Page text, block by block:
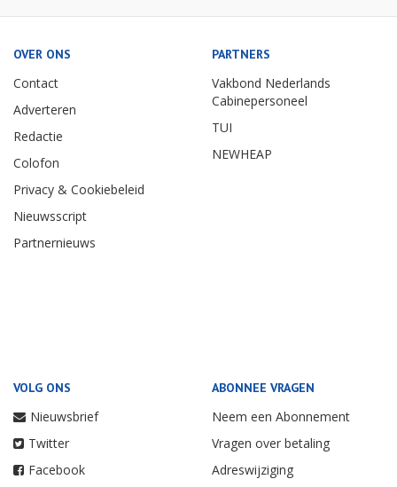
OVER ONS
Contact
Adverteren
Redactie
Colofon
Privacy & Cookiebeleid
Nieuwsscript
Partnernieuws
PARTNERS
Vakbond Nederlands
Cabinepersoneel
TUI
NEWHEAP
VOLG ONS
Nieuwsbrief
Twitter
Facebook
ABONNEE VRAGEN
Neem een Abonnement
Vragen over betaling
Adreswijziging